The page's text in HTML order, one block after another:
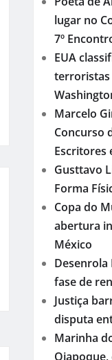
lugar no
7º
EUA
terroristas
Marcelo
Concurso
Escritores
Gusttavo
Forma
Copa do
abertura
México
Desenrola
fase de
Justiça
disputa
Marinha